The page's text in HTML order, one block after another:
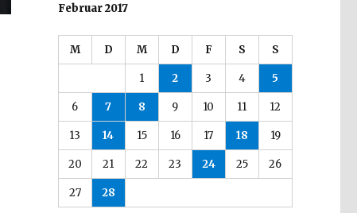
Februar 2017
M D M D F S S
1 2 3 4 5
6 7 8 9 10 11 12
13 14 15 16 17 18 19
20 21 22 23 24 25 26
27 28